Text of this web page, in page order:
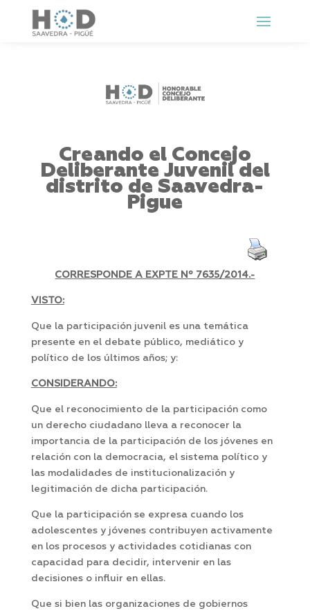
Creando el Concejo
Deliberante Juvenil del
distrito de Saavedra-
Pigue
CORRESPONDE A EXPTE Nº 7635/2014.-
VISTO:
Que la participación juvenil es una temática
presente en el debate público, mediático y
político de los últimos años; y:
CONSIDERANDO:
Que el reconocimiento de la participación como
un derecho ciudadano lleva a reconocer la
importancia de la participación de los jóvenes en
relación con la democracia, el sistema político y
las modalidades de institucionalización y
legitimación de dicha participación.
Que la participación se expresa cuando los
adolescentes y jóvenes contribuyen activamente
en los procesos y actividades cotidianas con
capacidad para decidir, intervenir en las
decisiones o influir en ellas.
Que si bien las organizaciones de gobiernos